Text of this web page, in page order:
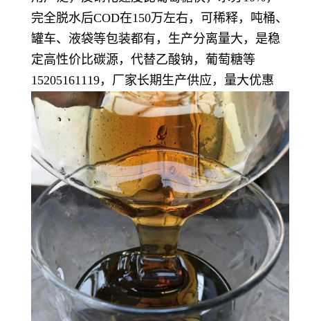
完全脱水后COD在150万左右，可稀释，吨桶、
罐车、液袋等包装都有，生产分离量大，是稳
定高性价比碳源，代替乙酸钠，葡萄糖等
15205161119，厂家长期生产供应，量大优惠